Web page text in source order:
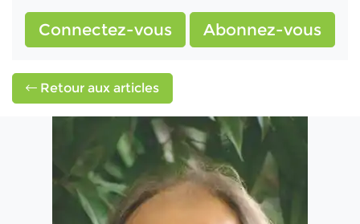
Connectez-vous Abonnez-vous
Retour aux articles